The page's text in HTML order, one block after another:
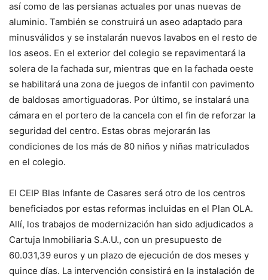
así como de las persianas actuales por unas nuevas de
aluminio. También se construirá un aseo adaptado para
minusválidos y se instalarán nuevos lavabos en el resto de
los aseos. En el exterior del colegio se repavimentará la
solera de la fachada sur, mientras que en la fachada oeste
se habilitará una zona de juegos de infantil con pavimento
de baldosas amortiguadoras. Por último, se instalará una
cámara en el portero de la cancela con el fin de reforzar la
seguridad del centro. Estas obras mejorarán las
condiciones de los más de 80 niños y niñas matriculados
en el colegio.
El CEIP Blas Infante de Casares será otro de los centros
beneficiados por estas reformas incluidas en el Plan OLA.
Allí, los trabajos de modernización han sido adjudicados a
Cartuja Inmobiliaria S.A.U., con un presupuesto de
60.031,39 euros y un plazo de ejecución de dos meses y
quince días. La intervención consistirá en la instalación de